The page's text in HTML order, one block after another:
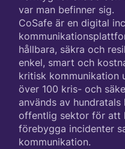
var man befinner sig.
CoSafe är en digital
hållbara, säkra och
enkel, smart och
kritisk kommunikation
över 100 kris- och
används av
offentlig sektor för att
förebygga incidenter
kommunikation.